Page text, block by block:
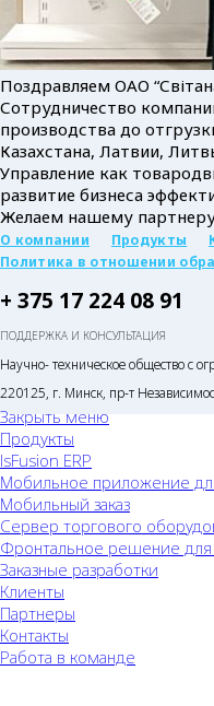
Поздравляем ОАО
Сотрудничество
производства до
Казахстана, Латвии,
Управление как
развитие бизнеса
Желаем нашему
О компании Продукты
Политика в отношении
+ 375 17 224 08 91
ПОДДЕРЖКА И КОНСУЛЬТАЦИЯ
Научно- техническое общество с
220125, г. Минск, пр-т
Закрыть меню
Продукты
lsFusion ERP
Мобильное приложение
Мобильный заказ
Сервер торгового
Фронтальное решение
Заказные разработки
Клиенты
Партнеры
Контакты
Работа в команде